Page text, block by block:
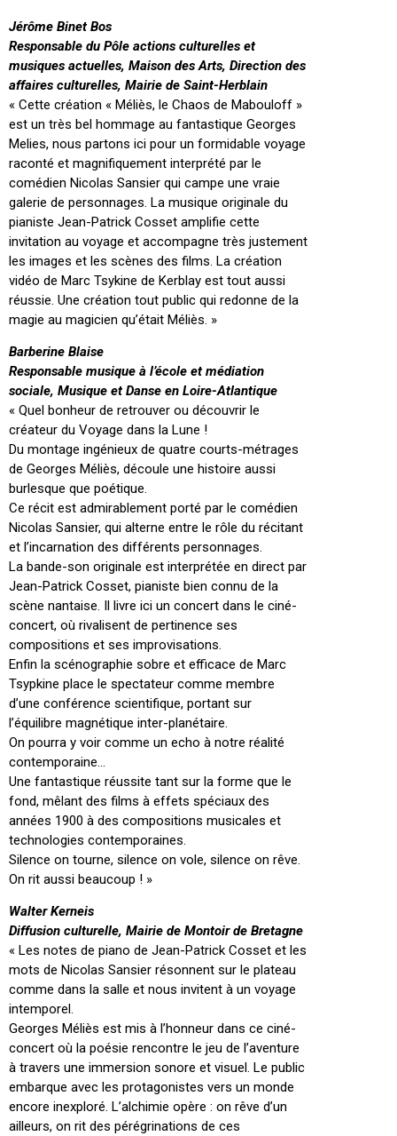
Jérôme Binet Bos
Responsable du Pôle actions culturelles et
musiques actuelles, Maison des Arts, Direction des
affaires culturelles, Mairie de Saint-Herblain
« Cette création « Méliès, le Chaos de Mabouloff »
est un très bel hommage au fantastique Georges
Melies, nous partons ici pour un formidable voyage
raconté et magnifiquement interprété par le
comédien Nicolas Sansier qui campe une vraie
galerie de personnages. La musique originale du
pianiste Jean-Patrick Cosset amplifie cette
invitation au voyage et accompagne très justement
les images et les scènes des films. La création
vidéo de Marc Tsykine de Kerblay est tout aussi
réussie. Une création tout public qui redonne de la
magie au magicien qu’était Méliès. »
Barberine Blaise
Responsable musique à l’école et médiation
sociale, Musique et Danse en Loire-Atlantique
« Quel bonheur de retrouver ou découvrir le
créateur du Voyage dans la Lune !
Du montage ingénieux de quatre courts-métrages
de Georges Méliès, découle une histoire aussi
burlesque que poétique.
Ce récit est admirablement porté par le comédien
Nicolas Sansier, qui alterne entre le rôle du récitant
et l’incarnation des différents personnages.
La bande-son originale est interprétée en direct par
Jean-Patrick Cosset, pianiste bien connu de la
scène nantaise. Il livre ici un concert dans le ciné-
concert, où rivalisent de pertinence ses
compositions et ses improvisations.
Enfin la scénographie sobre et efficace de Marc
Tsypkine place le spectateur comme membre
d’une conférence scientifique, portant sur
l’équilibre magnétique inter-planétaire.
On pourra y voir comme un echo à notre réalité
contemporaine…
Une fantastique réussite tant sur la forme que le
fond, mêlant des films à effets spéciaux des
années 1900 à des compositions musicales et
technologies contemporaines.
Silence on tourne, silence on vole, silence on rêve.
On rit aussi beaucoup ! »
Walter Kerneis
Diffusion culturelle, Mairie de Montoir de Bretagne
« Les notes de piano de Jean-Patrick Cosset et les
mots de Nicolas Sansier résonnent sur le plateau
comme dans la salle et nous invitent à un voyage
intemporel.
Georges Méliès est mis à l’honneur dans ce ciné-
concert où la poésie rencontre le jeu de l’aventure
à travers une immersion sonore et visuel. Le public
embarque avec les protagonistes vers un monde
encore inexploré. L’alchimie opère : on rêve d’un
ailleurs, on rit des pérégrinations de ces